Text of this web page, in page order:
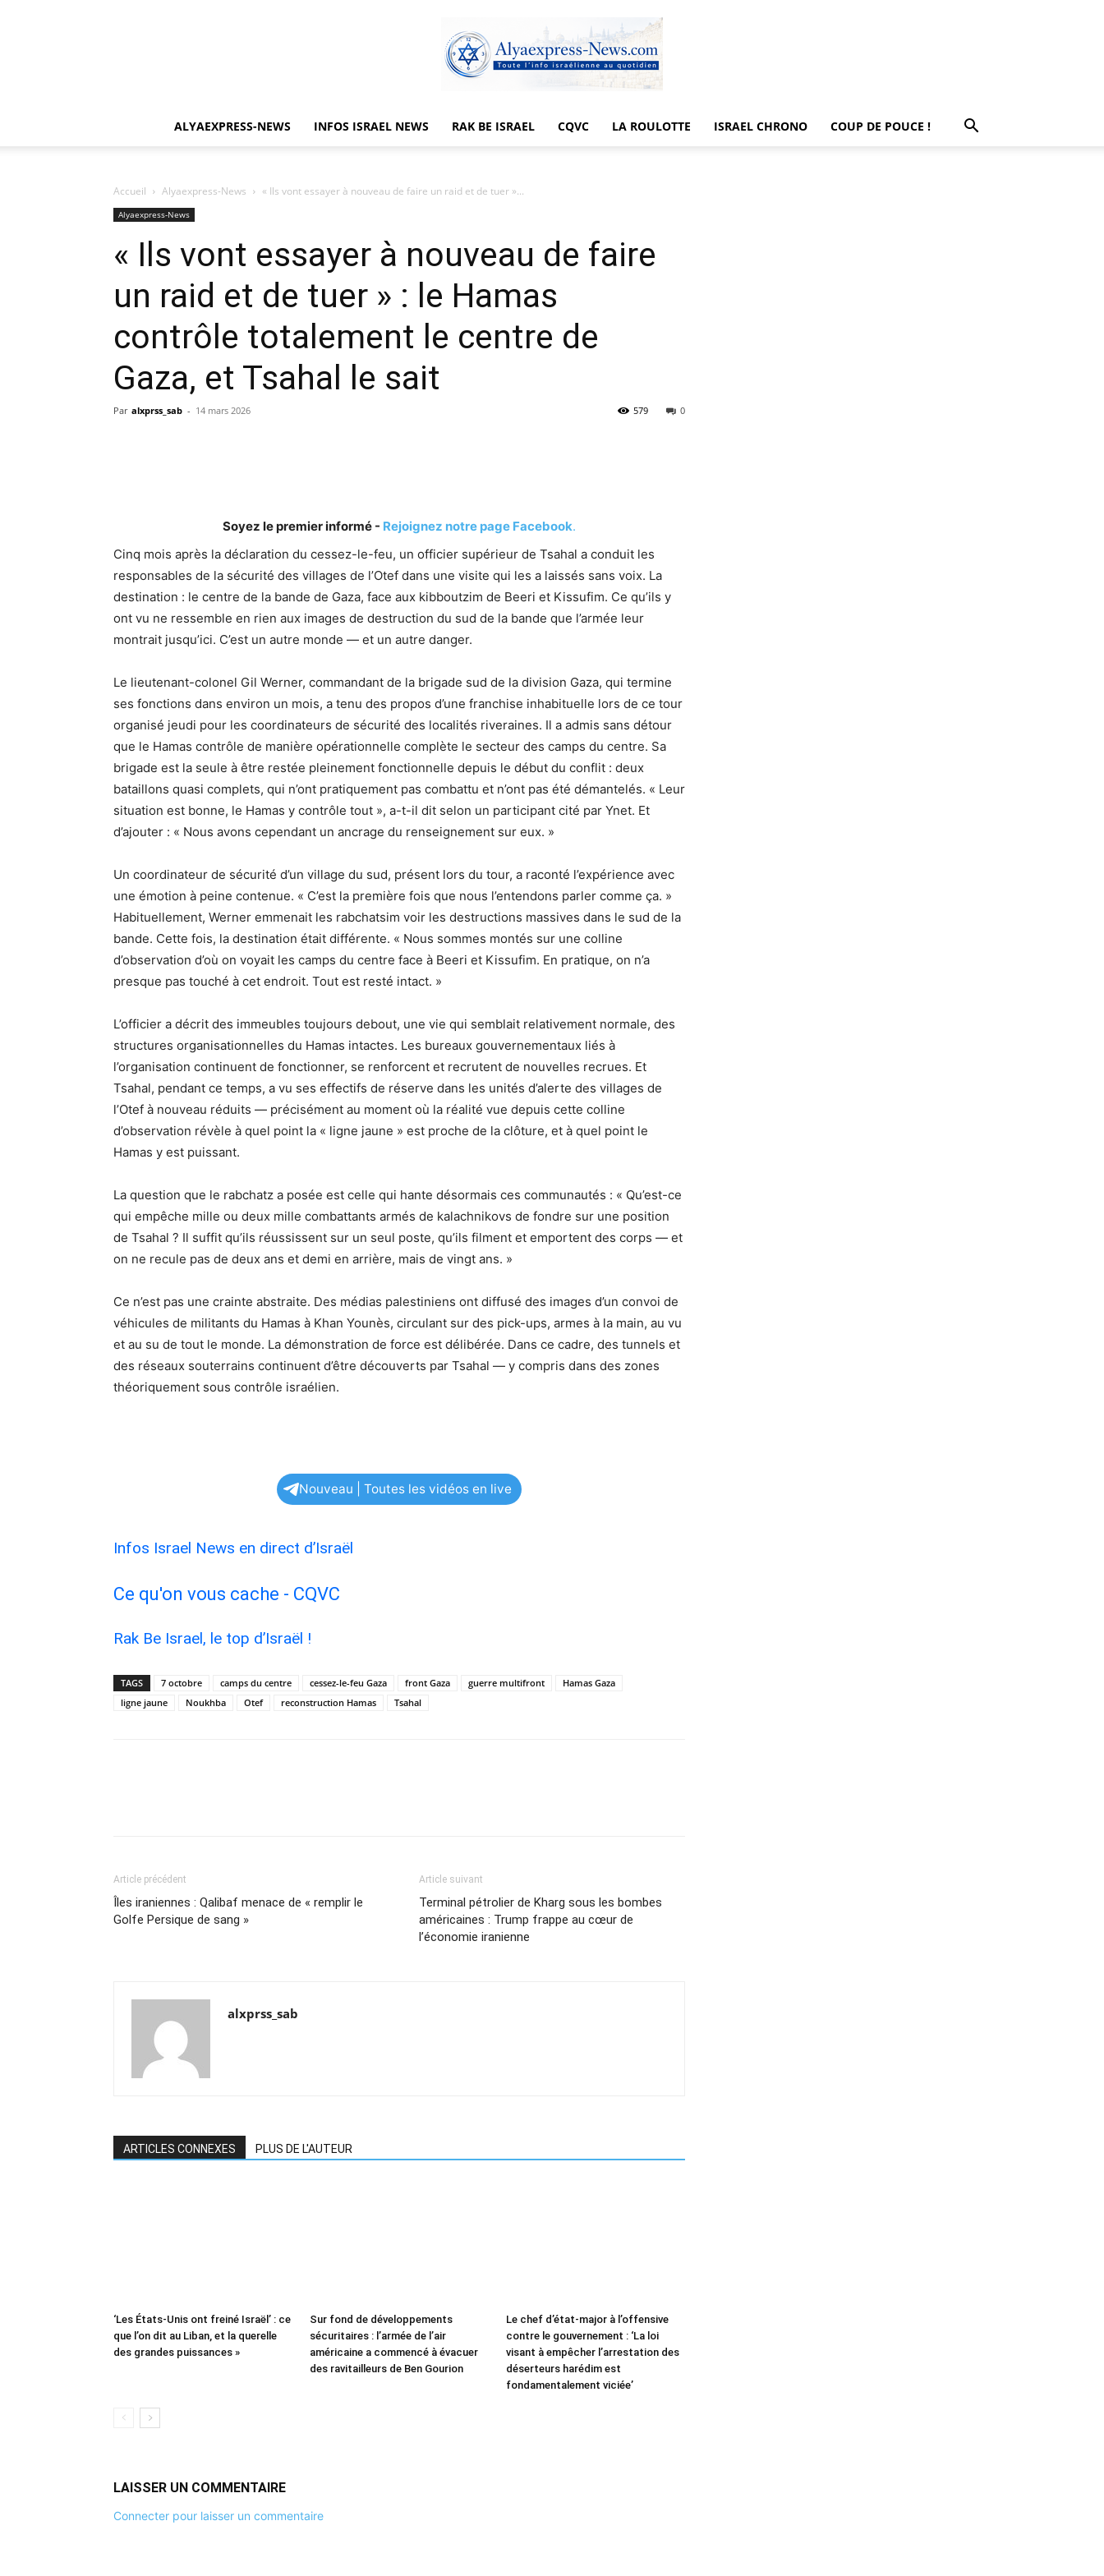
News
ALYAEXPRESS-NEWS INFOS ISRAEL NEWS RAK BE ISRAEL CQVC LA ROULOTTE ISRAEL CHRONO COUP DE POUCE !
Accueil Alyaexpress-News « Ils vont essayer à nouveau de faire un raid et de tuer »...
Alyaexpress-News
« Ils vont essayer à nouveau de faire
un raid et de tuer » : le Hamas
contrôle totalement le centre de
Gaza, et Tsahal le sait
Par alxprss_sab - 14 mars 2026 0
579
Soyez le premier informé - Rejoignez notre page Facebook.
Cinq mois après la déclaration du cessez-le-feu, un officier supérieur de Tsahal a conduit les
responsables de la sécurité des villages de l’Otef dans une visite qui les a laissés sans voix. La
destination : le centre de la bande de Gaza, face aux kibboutzim de Beeri et Kissufim. Ce qu’ils y
ont vu ne ressemble en rien aux images de destruction du sud de la bande que l’armée leur
montrait jusqu’ici. C’est un autre monde — et un autre danger.
Le lieutenant-colonel Gil Werner, commandant de la brigade sud de la division Gaza, qui termine
ses fonctions dans environ un mois, a tenu des propos d’une franchise inhabituelle lors de ce tour
organisé jeudi pour les coordinateurs de sécurité des localités riveraines. Il a admis sans détour
que le Hamas contrôle de manière opérationnelle complète le secteur des camps du centre. Sa
brigade est la seule à être restée pleinement fonctionnelle depuis le début du conflit : deux
bataillons quasi complets, qui n’ont pratiquement pas combattu et n’ont pas été démantelés. « Leur
situation est bonne, le Hamas y contrôle tout », a-t-il dit selon un participant cité par Ynet. Et
d’ajouter : « Nous avons cependant un ancrage du renseignement sur eux. »
Un coordinateur de sécurité d’un village du sud, présent lors du tour, a raconté l’expérience avec
une émotion à peine contenue. « C’est la première fois que nous l’entendons parler comme ça. »
Habituellement, Werner emmenait les rabchatsim voir les destructions massives dans le sud de la
bande. Cette fois, la destination était différente. « Nous sommes montés sur une colline
d’observation d’où on voyait les camps du centre face à Beeri et Kissufim. En pratique, on n’a
presque pas touché à cet endroit. Tout est resté intact. »
L’officier a décrit des immeubles toujours debout, une vie qui semblait relativement normale, des
structures organisationnelles du Hamas intactes. Les bureaux gouvernementaux liés à
l’organisation continuent de fonctionner, se renforcent et recrutent de nouvelles recrues. Et
Tsahal, pendant ce temps, a vu ses effectifs de réserve dans les unités d’alerte des villages de
l’Otef à nouveau réduits — précisément au moment où la réalité vue depuis cette colline
d’observation révèle à quel point la « ligne jaune » est proche de la clôture, et à quel point le
Hamas y est puissant.
La question que le rabchatz a posée est celle qui hante désormais ces communautés : « Qu’est-ce
qui empêche mille ou deux mille combattants armés de kalachnikovs de fondre sur une position
de Tsahal ? Il suffit qu’ils réussissent sur un seul poste, qu’ils filment et emportent des corps — et
on ne recule pas de deux ans et demi en arrière, mais de vingt ans. »
Ce n’est pas une crainte abstraite. Des médias palestiniens ont diffusé des images d’un convoi de
véhicules de militants du Hamas à Khan Younès, circulant sur des pick-ups, armes à la main, au vu
et au su de tout le monde. La démonstration de force est délibérée. Dans ce cadre, des tunnels et
des réseaux souterrains continuent d’être découverts par Tsahal — y compris dans des zones
théoriquement sous contrôle israélien.
Nouveau | Toutes les vidéos en live
Infos Israel News en direct d’Israël
Ce qu'on vous cache - CQVC
Rak Be Israel, le top d’Israël !
TAGS 7 octobre camps du centre cessez-le-feu Gaza front Gaza guerre multifront
Hamas Gaza
ligne jaune
Noukhba Otef reconstruction Hamas Tsahal
Article précédent
Îles iraniennes : Qalibaf menace de « remplir le
Golfe Persique de sang »
Article suivant
Terminal pétrolier de Kharg sous les bombes
américaines : Trump frappe au cœur de
l’économie iranienne
alxprss_sab
ARTICLES CONNEXES PLUS DE L'AUTEUR
‘Les États-Unis ont freiné Israël’ : ce
que l’on dit au Liban, et la querelle
des grandes puissances »
Sur fond de développements
sécuritaires : l’armée de l’air
américaine a commencé à évacuer
des ravitailleurs de Ben Gourion
Le chef d’état-major à l’offensive
contre le gouvernement : ‘La loi
visant à empêcher l’arrestation des
déserteurs harédim est
fondamentalement viciée’
LAISSER UN COMMENTAIRE
Connecter pour laisser un commentaire